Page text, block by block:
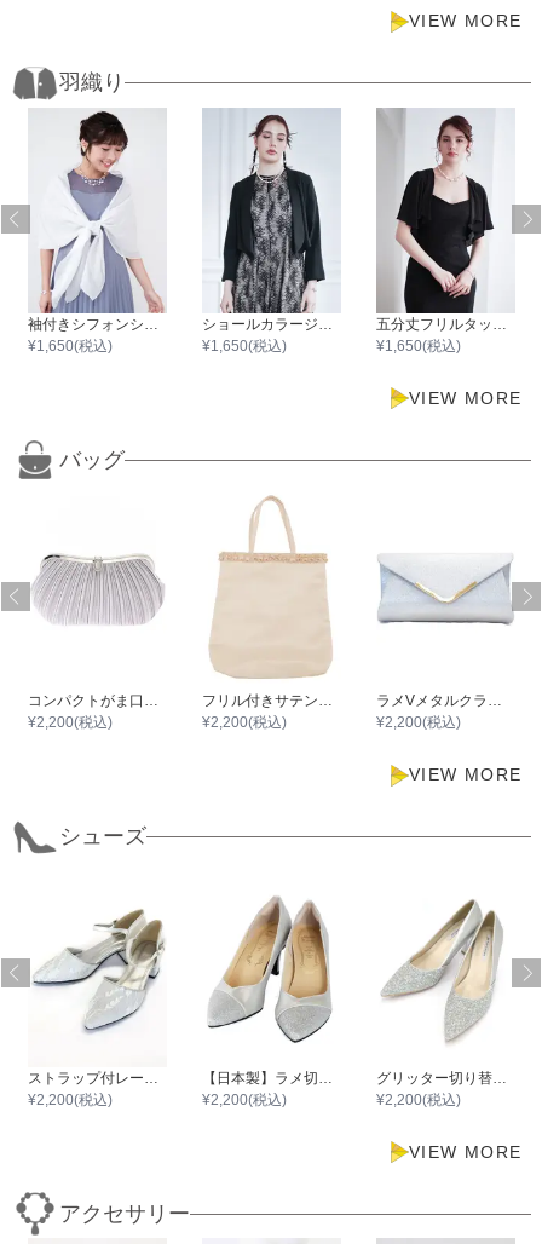
VIEW MORE
羽織り
¥1,650(税込)
¥1,650(税込)
¥1,650(税込)
VIEW MORE
バッグ
コンパクトがま口ミニプリーツサテンバック
¥2,200(税込)
フリル付きサテンサブバック
¥2,200(税込)
ラメVメタルクラッチバッグ
¥2,200(税込)
VIEW MORE
シューズ
¥2,200(税込)
¥2,200(税込)
¥2,200(税込)
VIEW MORE
アクセサリー